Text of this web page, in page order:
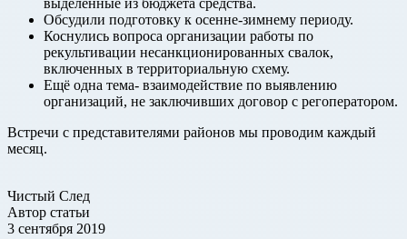
Обсудили подготовку к осенне-зимнему периоду.
Коснулись вопроса организации работы по
рекультивации несанкционированных свалок,
включенных в территориальную схему.
Ещё одна тема- взаимодействие по выявлению
организаций, не заключивших договор с регоператором.
Встречи с представителями районов мы проводим каждый
месяц.
Чистый След
Автор статьи
3 сентября 2019